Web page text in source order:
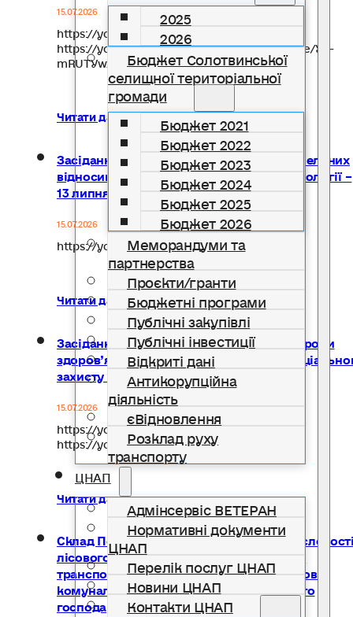
2025
2026
Бюджет Солотвинської
селищної територіальної
громади
Бюджет 2021
Бюджет 2022
Бюджет 2023
Бюджет 2024
Бюджет 2025
Бюджет 2026
Меморандуми та
партнерства
Проєкти/гранти
Бюджетні програми
Публічні закупівлі
Публічні інвестиції
Відкриті дані
Антикорупційна
діяльність
єВідновлення
Розклад руху
транспорту
ЦНАП
Адмінсервіс ВЕТЕРАН
Нормативні документи
ЦНАП
Перелік послуг ЦНАП
Новини ЦНАП
Контакти ЦНАП
15.07.2026
https://youtu.be/K5VDBpIzIb4
https://youtu.be/JViqdTQNh0I https://youtu.be/YZ-
mRUTYwzs
Читати далі...
Засідання постійної комісії з питань земельних
відносин, будівництва, архітектури та екології –
13 липня 2026 року
15.07.2026
https://youtu.be/8UXMki91fMg
Читати далі...
Засідання постійної комісії з питань охорони
здоров’я, освіти, культури, спорту та
захисту населення – 13.07.2026
15.07.2026
https://youtu.be/k_NDW4wjVbo
https://youtu.be/i6MMhLoyv14
Читати далі...
Склад Постійної комісії з питань
лісового господарства, інфраструктури,
транспорту, зв’язку, сфери послуг житлово-
комунального господарства, дорожнього
господарства